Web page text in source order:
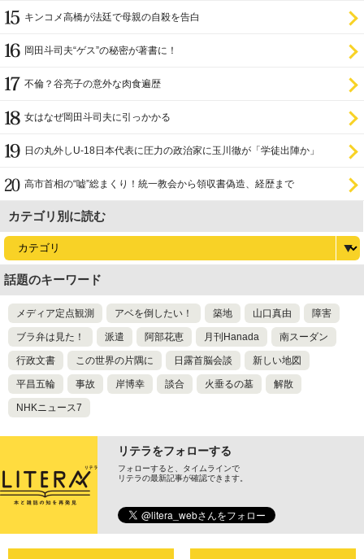
キンコメ高橋が法廷で母親の自殺を告白
岡田斗司夫“ゲス”の秘密が著書に！
不倫？谷亮子の意外な肉食遍歴
女はなぜ岡田斗司夫に引っかかる
日の丸外しU-18日本代表に圧力の政治家に玉川徹が「学徒出陣か」
高市首相の“嘘”総まくり！統一教会から領収書偽造、経歴まで
カテゴリ別に読む
話題のキーワード
メディア定点観測 アベを倒したい！ 築地 山口真由 障害
ブラ弁は見た！ 派遣 阿部花恵 月刊Hanada 南スーダン
行政文書 この世界の片隅に 日露首脳会談 新しい地図
平昌五輪 事故 岸博幸 談合 火垂るの墓 解散
NHKニュース7
リテラをフォローする
フォローすると、タイムラインで
リテラの最新記事が確認できます。